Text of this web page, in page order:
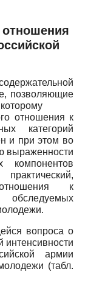
отношения
позволяющие
отношения к
категорий
и при этом во
выраженности
компонентов
к
вопроса о
интенсивности
армии
(табл.